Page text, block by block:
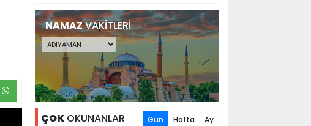
NAMAZVAKİTLERİ
ÇOKOKUNANLAR Gün Hafta Ay